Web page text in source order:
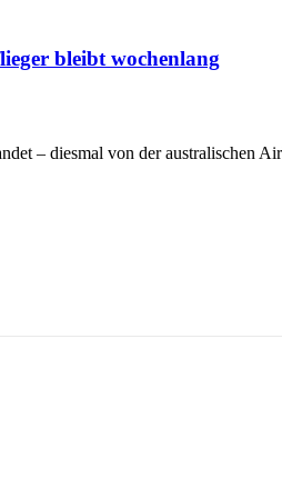
bleibt wochenlang
– diesmal von der australischen